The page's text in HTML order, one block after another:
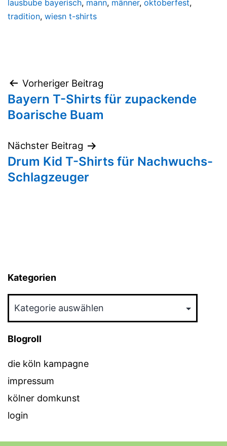
lausbube bayerisch, mann, männer, oktoberfest,
tradition, wiesn t-shirts
Beitragsnavigation
Vorheriger Beitrag
Bayern T-Shirts für zupackende
Boarische Buam
Nächster Beitrag
Drum Kid T-Shirts für Nachwuchs-
Schlagzeuger
Kategorien
Blogroll
die köln kampagne
impressum
kölner domkunst
login